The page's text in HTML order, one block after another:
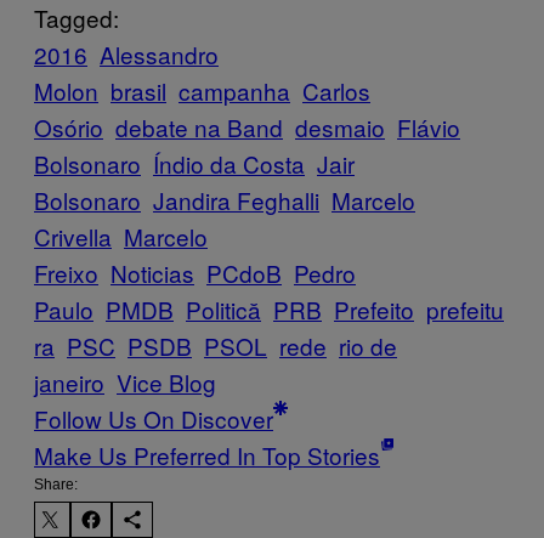
Tagged:
2016 Alessandro
Molon brasil campanha Carlos
Osório debate na Band desmaio Flávio
Bolsonaro Índio da Costa Jair
Bolsonaro Jandira Feghalli Marcelo
Crivella Marcelo
Freixo Noticias PCdoB Pedro
Paulo PMDB Politică PRB Prefeito prefeitu
ra PSC PSDB PSOL rede rio de
janeiro Vice Blog
Follow Us On Discover
Make Us Preferred In Top Stories
Share: